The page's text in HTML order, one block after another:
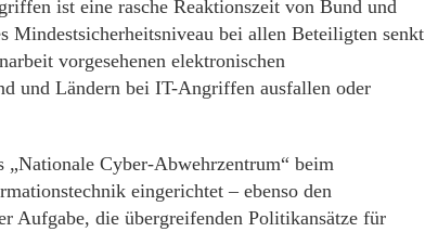
ist eine rasche Reaktionszeit von Bund und
Mindestsicherheitsniveau bei allen Beteiligten senkt
vorgesehenen elektronischen
und Ländern bei IT-Angriffen ausfallen oder
„Nationale Cyber-Abwehrzentrum“ beim
eingerichtet – ebenso den
Aufgabe, die übergreifenden Politikansätze für